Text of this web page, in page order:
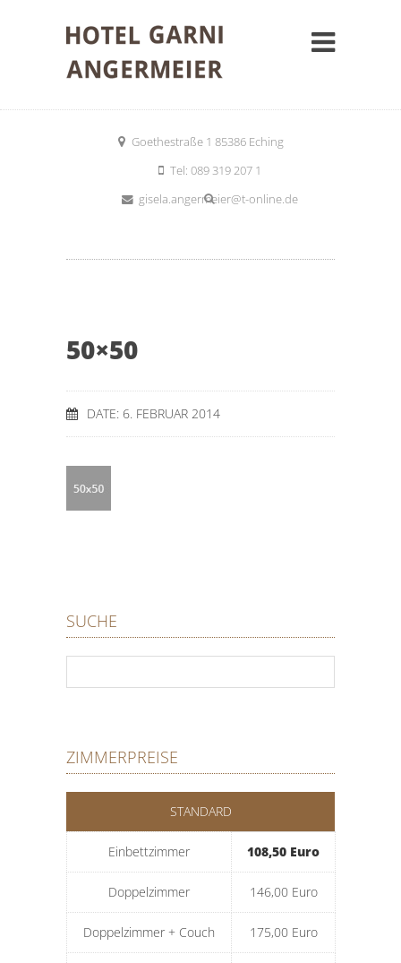
Goethestraße 1 85386 Eching
Tel: 089 319 207 1
gisela.angermeier@t-online.de
50×50
DATE: 6. FEBRUAR 2014
SUCHE
ZIMMERPREISE
STANDARD
Einbettzimmer 108,50 Euro
Doppelzimmer 146,00 Euro
Doppelzimmer + Couch 175,00 Euro